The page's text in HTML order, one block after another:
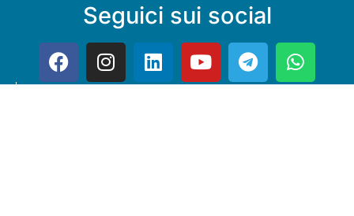
Seguici sui social
Link utili